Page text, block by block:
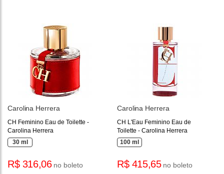
Carolina Herrera
CH Feminino Eau de Toilette -
Carolina Herrera
30 ml
R$ 316,06no boleto
Carolina Herrera
CH L'Eau Feminino Eau de
Toilette - Carolina Herrera
100 ml
R$ 415,65no boleto